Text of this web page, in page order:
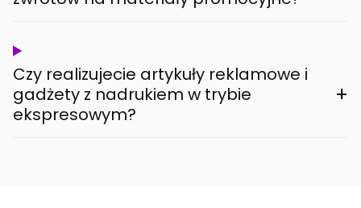
Czy realizujecie artykuły reklamowe i
gadżety z nadrukiem w trybie
ekspresowym?
+